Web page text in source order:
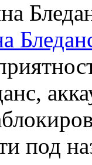
под